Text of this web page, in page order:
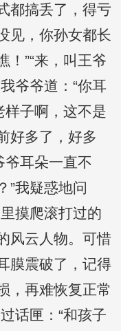
都搞丢了，得亏
见，你孙女都长
！”“来，叫王爷
爷爷道：“你耳
样子啊，这不是
好多了，好多
爷耳朵一直不
”我疑惑地问
摸爬滚打过的
风云人物。可惜
膜震破了，记得
，再难恢复正常
话匣：“和孩子